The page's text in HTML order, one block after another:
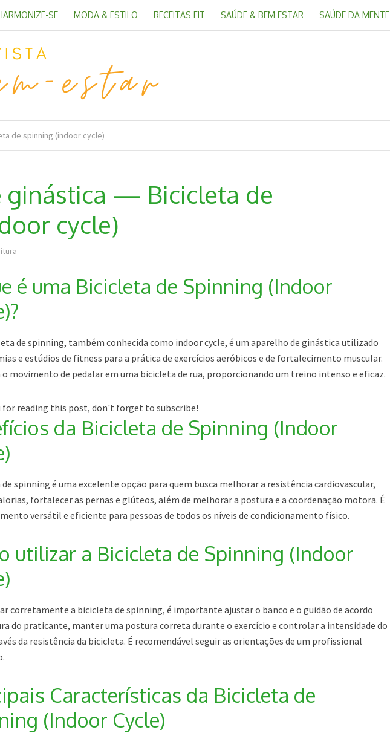
SE MODA & ESTILO RECEITAS FIT SAÚDE & BEM ESTAR SAÚDE DA MENTE
de spinning (indoor cycle)
ginástica — Bicicleta de
cycle)
é uma Bicicleta de Spinning (Indoor
de spinning, também conhecida como indoor cycle, é um aparelho de ginástica utilizado
e estúdios de fitness para a prática de exercícios aeróbicos e de fortalecimento muscular.
o movimento de pedalar em uma bicicleta de rua, proporcionando um treino intenso e eficaz.
for reading this post, don't forget to subscribe!
da Bicicleta de Spinning (Indoor
spinning é uma excelente opção para quem busca melhorar a resistência cardiovascular,
fortalecer as pernas e glúteos, além de melhorar a postura e a coordenação motora. É
versátil e eficiente para pessoas de todos os níveis de condicionamento físico.
utilizar a Bicicleta de Spinning (Indoor
corretamente a bicicleta de spinning, é importante ajustar o banco e o guidão de acordo
do praticante, manter uma postura correta durante o exercício e controlar a intensidade do
da resistência da bicicleta. É recomendável seguir as orientações de um profissional
Características da Bicicleta de
(Indoor Cycle)